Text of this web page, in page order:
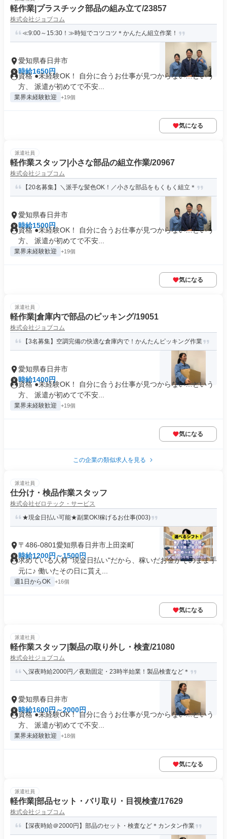
軽作業|プラスチック部品の組み立て/23857
株式会社ジョブコム
≪9:00～15:30！≫時短でコツコツ＊かんたん組立作業！
愛知県春日井市
時給1650円
資格 ●未経験OK！ 自分に合うお仕事が見つからない…という
方、 派遣が初めてで不安...
業界未経験歓迎 +19個
気になる
派遣社員
軽作業スタッフ|小さな部品の組立作業/20967
株式会社ジョブコム
【20名募集】＼派手な髪色OK！／小さな部品をもくもく組立＊
愛知県春日井市
時給1500円
資格 ●未経験OK！ 自分に合うお仕事が見つからない…という
方、 派遣が初めてで不安...
業界未経験歓迎 +19個
気になる
派遣社員
軽作業|倉庫内で部品のピッキング/19051
株式会社ジョブコム
【3名募集】空調完備の快適な倉庫内で！かんたんピッキング作業
愛知県春日井市
時給1400円
資格 ●未経験OK！ 自分に合うお仕事が見つからない…という
方、 派遣が初めてで不安...
業界未経験歓迎 +19個
気になる
この企業の類似求人を見る
派遣社員
仕分け・検品作業スタッフ
株式会社ゼロテック・サービス
★現金日払い可能★副業OK!稼げるお仕事(003)
〒486-0801愛知県春日井市上田楽町
時給1200円～1500円
求めている人材 "現金日払い"だから、稼いだお金がそのまま手
元に♪ 働いたその日に貰え...
週1日からOK +16個
気になる
派遣社員
軽作業スタッフ|製品の取り外し・検査/21080
株式会社ジョブコム
＼深夜時給2000円／夜勤固定・23時半始業！製品検査など＊
愛知県春日井市
時給1600円～2000円
資格 ●未経験OK！ 自分に合うお仕事が見つからない…という
方、 派遣が初めてで不安...
業界未経験歓迎 +18個
気になる
派遣社員
軽作業|部品セット・バリ取り・目視検査/17629
株式会社ジョブコム
【深夜時給＠2000円】部品のセット・検査など＊カンタン作業